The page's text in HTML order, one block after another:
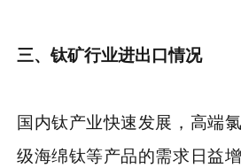
三、钛矿行业进出口情况
国内钛产业快速发展，高端
级海绵钛等产品的需求日益